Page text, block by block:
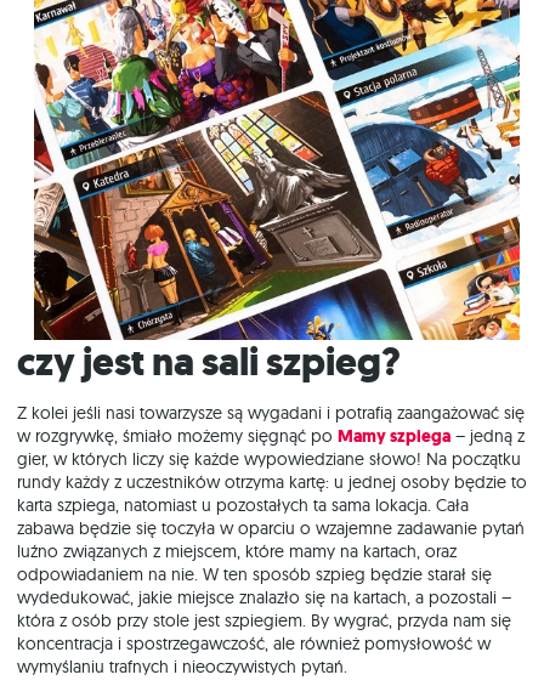
Czy jest na sali szpieg?
Z kolei jeśli nasi towarzysze są wygadani i potrafią zaangażować się
w rozgrywkę, śmiało możemy sięgnąć po Mamy szpiega – jedną z
gier, w których liczy się każde wypowiedziane słowo! Na początku
rundy każdy z uczestników otrzyma kartę: u jednej osoby będzie to
karta szpiega, natomiast u pozostałych ta sama lokacja. Cała
zabawa będzie się toczyła w oparciu o wzajemne zadawanie pytań
luźno związanych z miejscem, które mamy na kartach, oraz
odpowiadaniem na nie. W ten sposób szpieg będzie starał się
wydedukować, jakie miejsce znalazło się na kartach, a pozostali –
która z osób przy stole jest szpiegiem. By wygrać, przyda nam się
koncentracja i spostrzegawczość, ale również pomysłowość w
wymyślaniu trafnych i nieoczywistych pytań.